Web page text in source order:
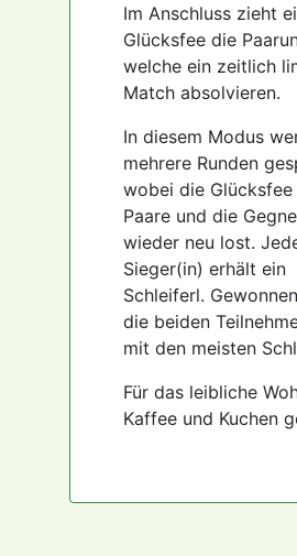
Im Anschluss zieht
Glücksfee die
welche ein zeitlich
Match absolvieren.
In diesem Modus
mehrere Runden
wobei die Glücksfee
Paare und die
wieder neu lost.
Sieger(in) erhält ein
Schleiferl.
die beiden
mit den meisten
Für das leibliche
Kaffee und Kuchen